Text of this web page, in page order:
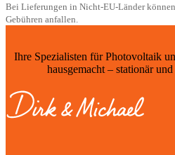
Bei Lieferungen in Nicht-EU-Länder
Gebühren anfallen.
Ihre Spezialisten für Photovoltaik
hausgemacht – stationär